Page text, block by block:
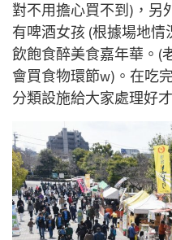
對不用擔心買不到)，另
有啤酒女孩 (根據場地
飲飽食醉美食嘉年華。(
會買食物環節w)。在吃
分類設施給大家處理好